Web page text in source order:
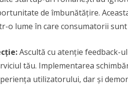
de îmbunătățire.
o lume în care consumatorii
Ascultă cu atenție
tău. Implementarea
utilizatorului, dar și